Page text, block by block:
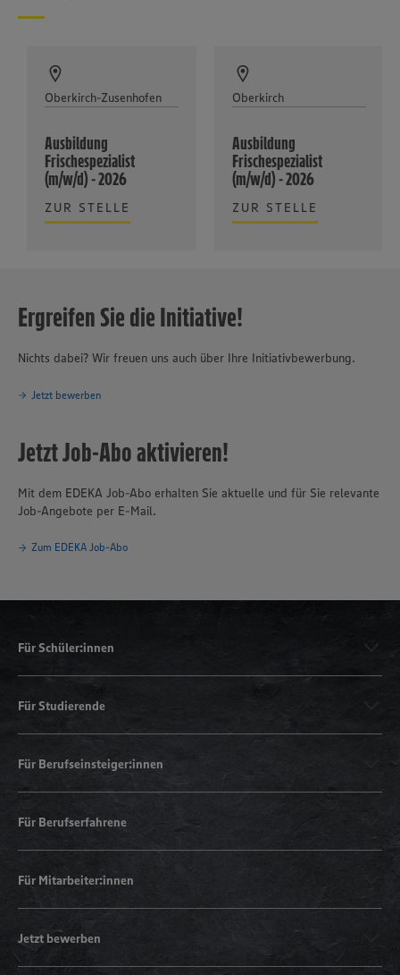
Oberkirch-Zusenhofen
Ausbildung
Frischespezialist
(m/w/d) - 2026
ZUR STELLE
Oberkirch
Ausbildung
Frischespezialist
(m/w/d) - 2026
ZUR STELLE
Ergreifen Sie die Initiative!
Nichts dabei? Wir freuen uns auch über Ihre Initiativbewerbung.
Jetzt bewerben
Jetzt Job-Abo aktivieren!
Mit dem EDEKA Job-Abo erhalten Sie aktuelle und für Sie relevante
Job-Angebote per E-Mail.
Zum EDEKA Job-Abo
Für Schüler:innen
Für Studierende
Für Berufseinsteiger:innen
Für Berufserfahrene
Für Mitarbeiter:innen
Jetzt bewerben